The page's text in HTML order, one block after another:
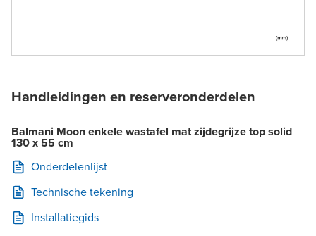
Handleidingen en reserveronderdelen
Balmani Moon enkele wastafel mat zijdegrijze top solid
130 x 55 cm
Onderdelenlijst
Technische tekening
Installatiegids